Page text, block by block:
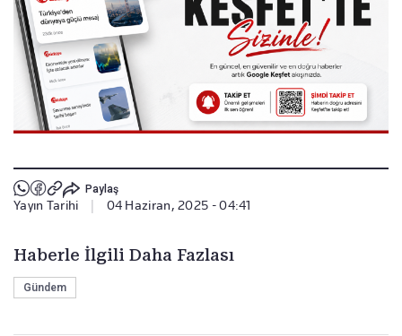
Paylaş
Yayın Tarihi 04 Haziran, 2025 - 04:41
Haberle İlgili Daha Fazlası
Gündem